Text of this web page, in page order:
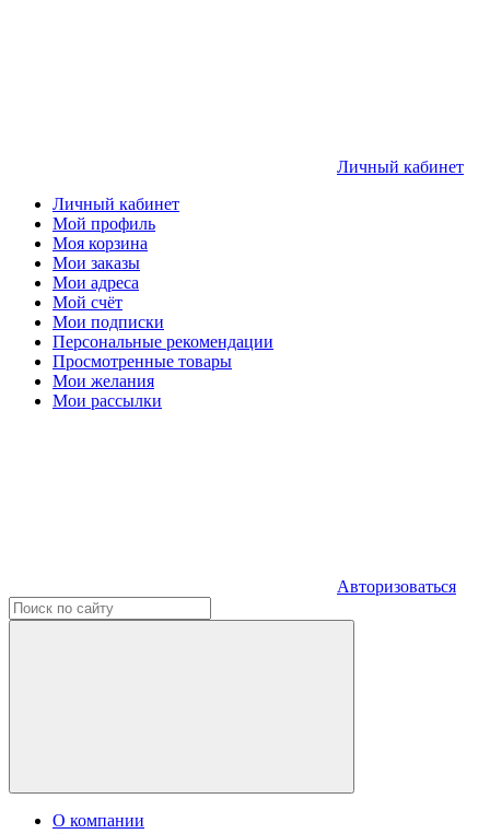
Личный кабинет
Личный кабинет
Мой профиль
Моя корзина
Мои заказы
Мои адреса
Мой счёт
Мои подписки
Персональные рекомендации
Просмотренные товары
Мои желания
Мои рассылки
Авторизоваться
О компании